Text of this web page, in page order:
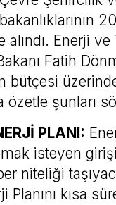
alındı. Enerji ve
Fatih
bütçesi
özetle şunları
PLANI:
isteyen
niteliği
Planını kısa